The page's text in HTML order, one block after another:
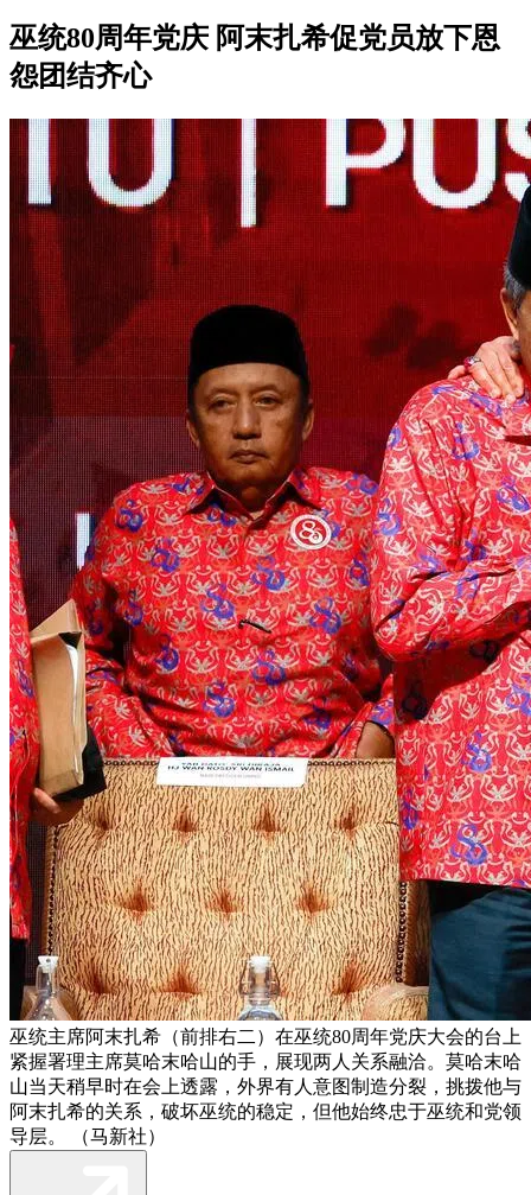
巫统80周年党庆 阿末扎希促党员放下恩
怨团结齐心
巫统主席阿末扎希（前排右二）在巫统80周年党庆大会的台上
紧握署理主席莫哈末哈山的手，展现两人关系融洽。莫哈末哈
山当天稍早时在会上透露，外界有人意图制造分裂，挑拨他与
阿末扎希的关系，破坏巫统的稳定，但他始终忠于巫统和党领
导层。 （马新社）